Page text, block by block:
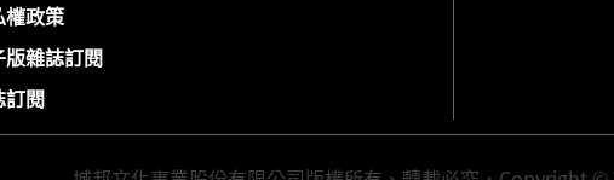
權政策
版雜誌訂閱
訂閱